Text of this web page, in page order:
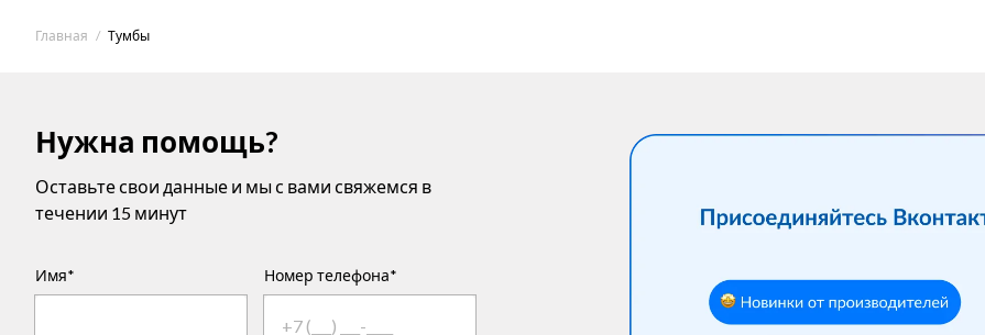
Главная Тумбы
Нужна помощь?
Оставьте свои данные и мы с вами свяжемся в
течении 15 минут
Имя* Номер телефона*